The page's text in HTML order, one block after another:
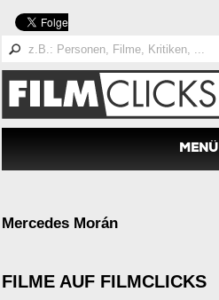
MENÜ
Mercedes Morán
FILME AUF FILMCLICKS